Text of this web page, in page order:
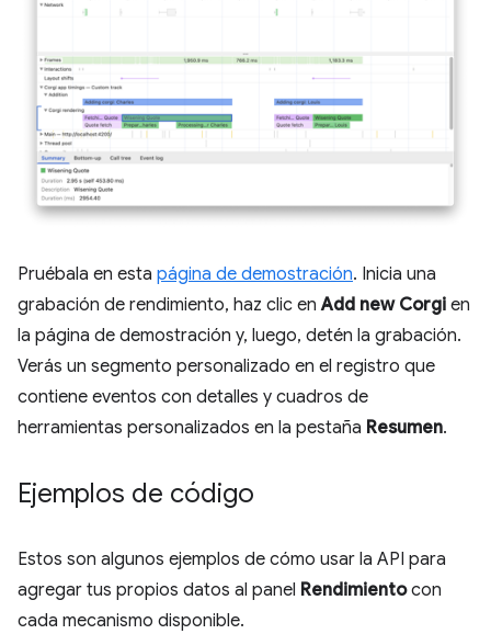
Pruébala en esta página de demostración. Inicia una
grabación de rendimiento, haz clic enAdd new Corgi en
la página de demostración y, luego, detén la grabación.
Verás un segmento personalizado en el registro que
contiene eventos con detalles y cuadros de
herramientas personalizados en la pestaña Resumen.
Ejemplos de código
Estos son algunos ejemplos de cómo usar la API para
agregar tus propios datos al panel Rendimientocon
cada mecanismo disponible.